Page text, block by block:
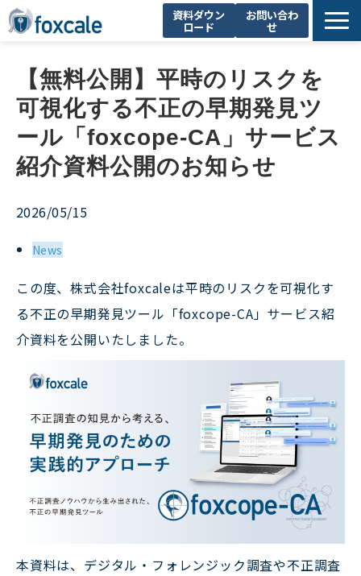
資料ダウン
ロード
お問い合わ
せ
製品一覧
不正調査支援
お知らせ
セミナー・イベント
【無料公開】平時のリスクを
可視化する不正の早期発見ツ
ール「foxcope-CA」サービス
紹介資料公開のお知らせ
2026/05/15
News
この度、株式会社foxcaleは平時のリスクを可視化す
る不正の早期発見ツール「foxcope-CA」サービス紹
介資料を公開いたしました。
本資料は、デジタル・フォレンジック調査や不正調査